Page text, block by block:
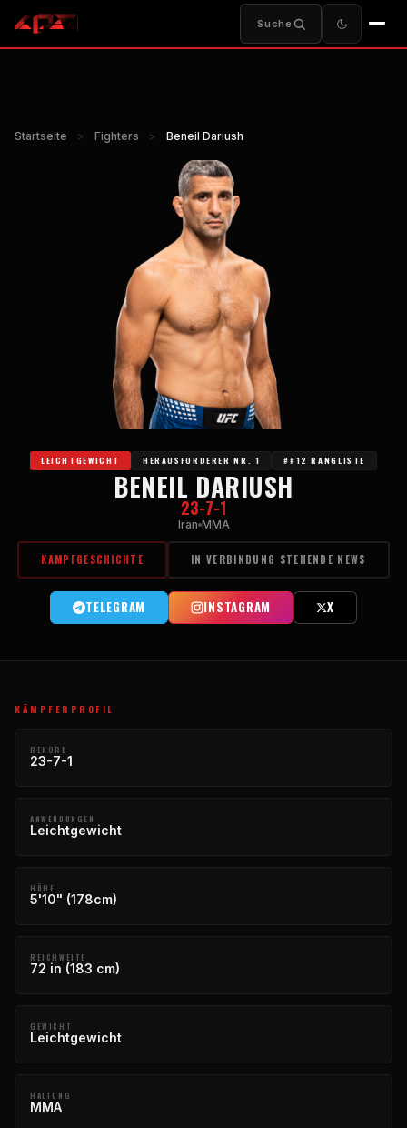
Suche
Startseite > Fighters > Beneil Dariush
LEICHTGEWICHT HERAUSFORDERER NR. 1 ##12 RANGLISTE
BENEIL DARIUSH
23-7-1
Iran MMA
KAMPFGESCHICHTE IN VERBINDUNG STEHENDE NEWS
TELEGRAM INSTAGRAM X
KÄMPFERPROFIL
REKORD
23-7-1
ANWENDUNGEN
Leichtgewicht
HÖHE
5'10" (178cm)
REICHWEITE
72 in (183 cm)
GEWICHT
Leichtgewicht
HALTUNG
MMA